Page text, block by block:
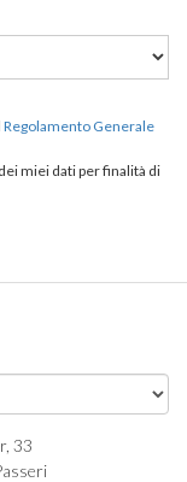
Regolamento Generale
miei dati per finalità di
33